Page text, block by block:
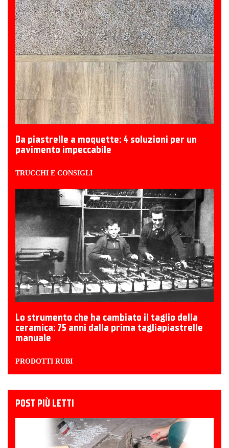
Da piastrelle a moquette: 4 soluzioni per un
pavimento impeccabile
TRUCCHI E CONSIGLI
Lo strumento che ha cambiato il taglio della
ceramica: 75 anni dalla prima tagliapiastrelle
manuale
PRODOTTI RUBI
POST PIÙ LETTI